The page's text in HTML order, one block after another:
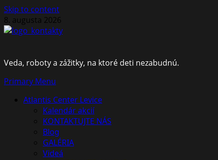
Skip to content
8. augusta 2026
Veda, roboty a zážitky, na ktoré deti nezabudnú.
Primary Menu
Atlantis Center Levice
Kalendár akcií
KONTAKTUJTE NÁS
Blog
GALÉRIA
Videá